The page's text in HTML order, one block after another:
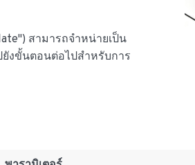
สามารถจำหน่ายเป็น
งขั้นตอนต่อไปสำหรับการ